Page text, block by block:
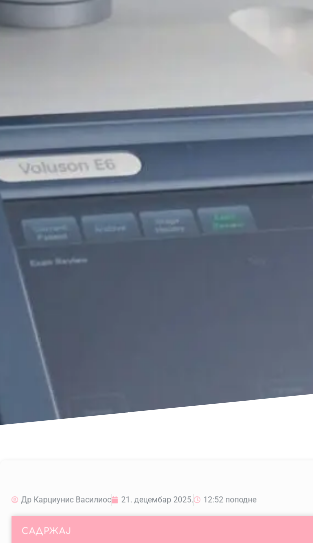
Др Карциунис Василиос 21. децембар 2025. 12:52 поподне
САДРЖАЈ